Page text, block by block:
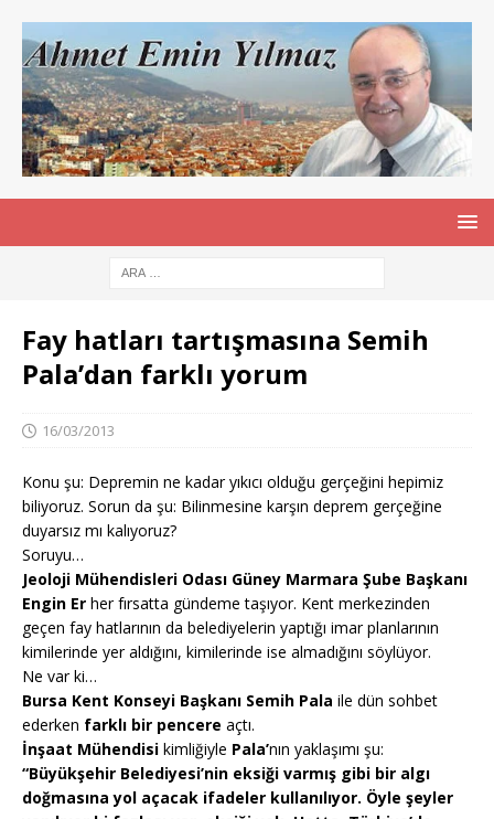
Fay hatları tartışmasına Semih
Pala’dan farklı yorum
16/03/2013
Konu şu: Depremin ne kadar yıkıcı olduğu gerçeğini hepimiz
biliyoruz. Sorun da şu: Bilinmesine karşın deprem gerçeğine
duyarsız mı kalıyoruz?
Soruyu…
Jeoloji Mühendisleri Odası Güney Marmara Şube Başkanı
Engin Er her fırsatta gündeme taşıyor. Kent merkezinden
geçen fay hatlarının da belediyelerin yaptığı imar planlarının
kimilerinde yer aldığını, kimilerinde ise almadığını söylüyor.
Ne var ki…
Bursa Kent Konseyi Başkanı Semih Pala ile dün sohbet
ederken farklı bir pencere açtı.
İnşaat Mühendisi kimliğiyle Pala’nın yaklaşımı şu:
“Büyükşehir Belediyesi’nin eksiği varmış gibi bir algı
doğmasına yol açacak ifadeler kullanılıyor. Öyle şeyler